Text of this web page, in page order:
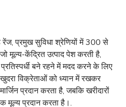
प्रमुख सुविधा श्रेणियों में 300 से
मूल्य-केंद्रित उत्पाद पेश करती है,
बने रहने में मदद करने के लिए
विक्रेताओं को ध्यान में रखकर
प्रदान करता है, जबकि खरीदारों
मूल्य प्रदान करता है।.